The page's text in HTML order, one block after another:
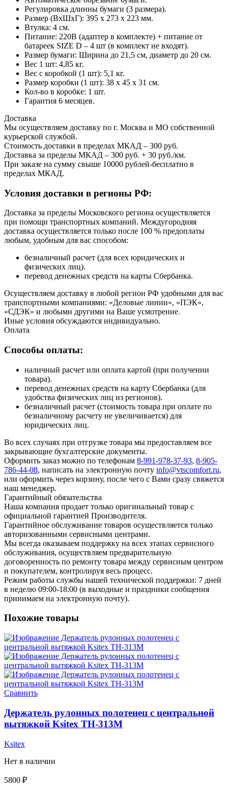
Регулировка длинны бумаги (3 размера).
Размер (ВхШхГ): 395 х 273 х 223 мм.
Втулка: 4 см.
Питание: 220В (адаптер в комплекте) + питание от
батареек SIZE D – 4 шт (в комплект не входят).
Размер бумаги: Ширина до 21,5 см, диаметр до 20 см.
Вес 1 шт: 4,85 кг.
Вес с коробкой (1 шт): 5,1 кг.
Размер коробки (1 шт): 38 х 45 х 31 см.
Кол-во в коробке: 1 шт.
Гарантия 6 месяцев.
Доставка
Мы осуществляем доставку по г. Москва и МО собственной
курьерской службой.
Стоимость доставки в пределах МКАД – 300 руб.
Доставка за пределы МКАД – 300 руб. + 30 руб./км.
При заказе на сумму свыше 10000 рублей-бесплатно в
пределах МКАД.
Условия доставки в регионы РФ:
Доставка за пределы Московского региона осуществляется
при помощи транспортных компаний. Междугородняя
доставка осуществляется только после 100 % предоплаты
любым, удобным для вас способом:
безналичный расчет (для всех юридических и
физических лиц).
перевод денежных средств на карты Сбербанка.
Осуществляем доставку в любой регион РФ удобными для вас
транспортными компаниями: «Деловые линии», «ПЭК»,
«СДЭК» и любыми другими на Ваше усмотрение.
Иные условия обсуждаются индивидуально.
Оплата
Способы оплаты:
наличный расчет или оплата картой (при получении
товара).
перевод денежных средств на карту Сбербанка (для
удобства физических лиц из регионов).
безналичный расчет (стоимость товара при оплате по
безналичному расчету не увеличивается) для
юридических лиц.
Во всех случаях при отгрузке товара мы предоставляем все
закрывающие бухгалтерские документы.
Оформить заказ можно по телефонам 8-991-978-37-93, 8-905-
786-44-08, написать на электронную почту info@vtscomfort.ru,
или оформить через корзину, после чего с Вами сразу свяжется
наш менеджер.
Гарантийный обязательства
Наша компания продает только оригинальный товар с
официальной гарантией Производителя.
Гарантийное обслуживание товаров осуществляется только
авторизованными сервисными центрами.
Мы всегда оказываем поддержку на всех этапах сервисного
обслуживания, осуществляем предварительную
договоренность по ремонту товара между сервисным центром
и покупателем, контролируя весь процесс.
Режим работы службы нашей технической поддержки: 7 дней
в неделю 09:00-18:00 (в выходные и праздники сообщения
принимаем на электронную почту).
Похожие товары
Сравнить
Держатель рулонных полотенец с центральной
вытяжкой Ksitex TH-313M
Ksitex
Нет в наличии
5800 ₽